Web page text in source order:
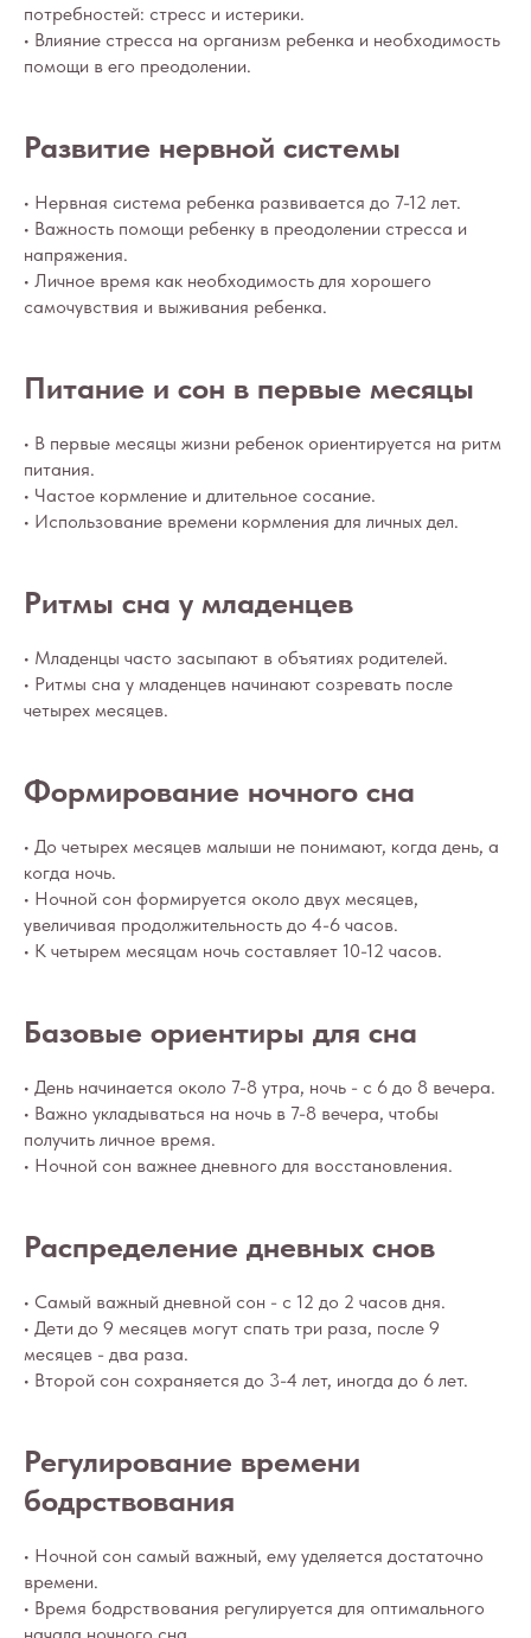
потребностей: стресс и истерики.
• Влияние стресса на организм ребенка и необходимость
помощи в его преодолении.
Развитие нервной системы
• Нервная система ребенка развивается до 7-12 лет.
• Важность помощи ребенку в преодолении стресса и
напряжения.
• Личное время как необходимость для хорошего
самочувствия и выживания ребенка.
Питание и сон в первые месяцы
• В первые месяцы жизни ребенок ориентируется на ритм
питания.
• Частое кормление и длительное сосание.
• Использование времени кормления для личных дел.
Ритмы сна у младенцев
• Младенцы часто засыпают в объятиях родителей.
• Ритмы сна у младенцев начинают созревать после
четырех месяцев.
Формирование ночного сна
• До четырех месяцев малыши не понимают, когда день, а
когда ночь.
• Ночной сон формируется около двух месяцев,
увеличивая продолжительность до 4-6 часов.
• К четырем месяцам ночь составляет 10-12 часов.
Базовые ориентиры для сна
• День начинается около 7-8 утра, ночь - с 6 до 8 вечера.
• Важно укладываться на ночь в 7-8 вечера, чтобы
получить личное время.
• Ночной сон важнее дневного для восстановления.
Распределение дневных снов
• Самый важный дневной сон - с 12 до 2 часов дня.
• Дети до 9 месяцев могут спать три раза, после 9
месяцев - два раза.
• Второй сон сохраняется до 3-4 лет, иногда до 6 лет.
Регулирование времени
бодрствования
• Ночной сон самый важный, ему уделяется достаточно
времени.
• Время бодрствования регулируется для оптимального
начала ночного сна.